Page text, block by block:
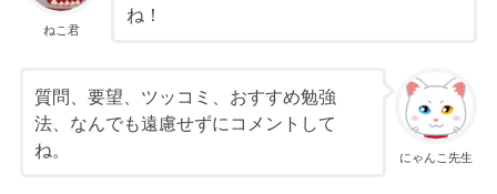
ねこ君
ね！
にゃんこ先生
質問、要望、ツッコミ、おすすめ勉強
法、なんでも遠慮せずにコメントして
ね。